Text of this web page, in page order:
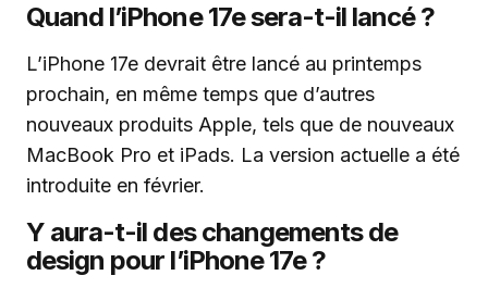
Quand l’iPhone 17e sera-t-il lancé ?
L’iPhone 17e devrait être lancé au printemps
prochain, en même temps que d’autres
nouveaux produits Apple, tels que de nouveaux
MacBook Pro et iPads. La version actuelle a été
introduite en février.
Y aura-t-il des changements de
design pour l’iPhone 17e ?